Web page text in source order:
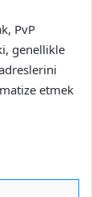
PvP
genellikle
etmek